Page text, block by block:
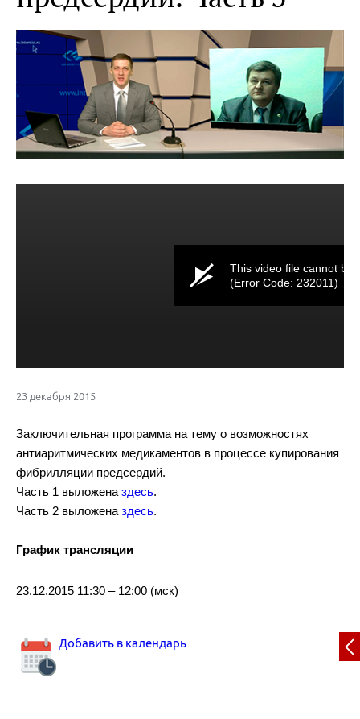
This video file cannot be
(Error Code: 232011)
23 декабря 2015
Заключительная программа на тему о возможностях
антиаритмических медикаментов в процессе купирования
фибрилляции предсердий.
Часть 1 выложена здесь.
Часть 2 выложена здесь.
График трансляции
23.12.2015 11:30 – 12:00 (мск)
Добавить в календарь